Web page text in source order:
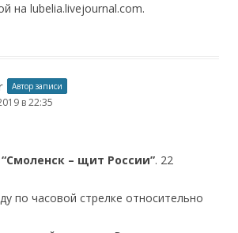
на lubelia.livejournal.com.
Автор записи
в 22:35
– щит России”. 22
по часовой стрелке относительно